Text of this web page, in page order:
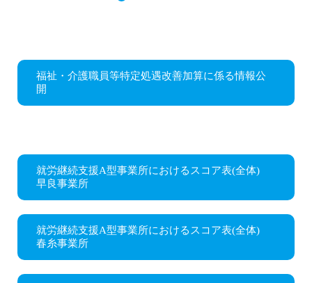
福祉・介護職員等特定処遇改善加算に係る情報公
開
就労継続支援A型事業所におけるスコア表(全体)
早良事業所
就労継続支援A型事業所におけるスコア表(全体)
春糸事業所